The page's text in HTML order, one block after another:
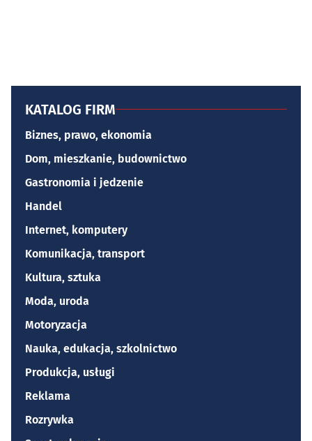
KATALOG FIRM
Biznes, prawo, ekonomia
Dom, mieszkanie, budownictwo
Gastronomia i jedzenie
Handel
Internet, komputery
Komunikacja, transport
Kultura, sztuka
Moda, uroda
Motoryzacja
Nauka, edukacja, szkolnictwo
Produkcja, usługi
Reklama
Rozrywka